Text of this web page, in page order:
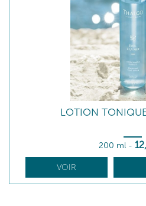
LOTION
200 ml - 12
VOIR